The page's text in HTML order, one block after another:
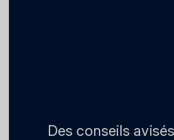
Des conseils